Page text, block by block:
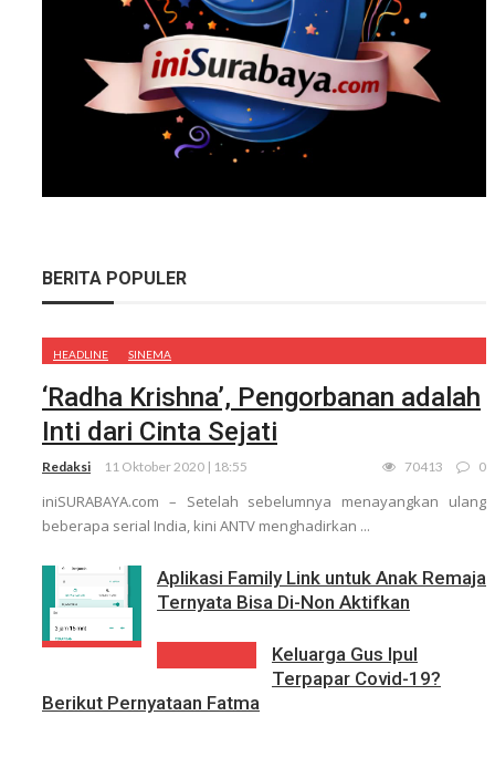
BERITA POPULER
HEADLINE SINEMA
‘Radha Krishna’, Pengorbanan adalah
Inti dari Cinta Sejati
Redaksi 11 Oktober 2020 | 18:55 70413 0
iniSURABAYA.com – Setelah sebelumnya menayangkan ulang
beberapa serial India, kini ANTV menghadirkan ...
Aplikasi Family Link untuk Anak Remaja
Ternyata Bisa Di-Non Aktifkan
Keluarga Gus Ipul
Terpapar Covid-19?
Berikut Pernyataan Fatma